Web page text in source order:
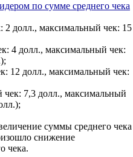
по сумме среднего чека
долл., максимальный чек: 15
4 долл., максимальный чек:
12 долл., максимальный чек:
7,3 долл., максимальный
суммы среднего чека
снижение
чека.